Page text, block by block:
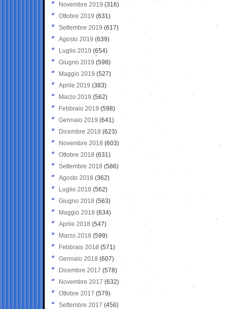
Novembre 2019 (316)
Ottobre 2019 (631)
Settembre 2019 (617)
Agosto 2019 (639)
Luglio 2019 (654)
Giugno 2019 (598)
Maggio 2019 (527)
Aprile 2019 (383)
Marzo 2019 (562)
Febbraio 2019 (598)
Gennaio 2019 (641)
Dicembre 2018 (623)
Novembre 2018 (603)
Ottobre 2018 (631)
Settembre 2018 (586)
Agosto 2018 (362)
Luglio 2018 (562)
Giugno 2018 (563)
Maggio 2018 (634)
Aprile 2018 (547)
Marzo 2018 (599)
Febbraio 2018 (571)
Gennaio 2018 (607)
Dicembre 2017 (578)
Novembre 2017 (632)
Ottobre 2017 (579)
Settembre 2017 (456)